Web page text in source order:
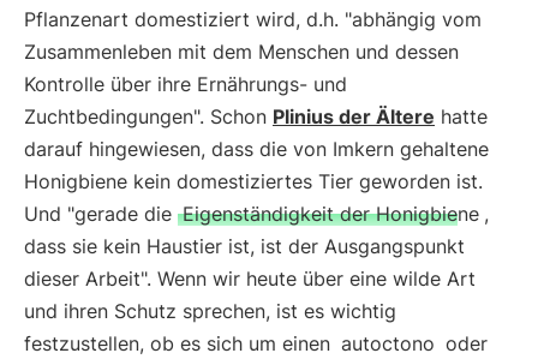
Pflanzenart domestiziert wird, d.h. "abhängig vom
Zusammenleben mit dem Menschen und dessen
Kontrolle über ihre Ernährungs- und
Zuchtbedingungen". Schon Plinius der Ältere hatte
darauf hingewiesen, dass die von Imkern gehaltene
Honigbiene kein domestiziertes Tier geworden ist.
Und "gerade die Eigenständigkeit der Honigbiene ,
dass sie kein Haustier ist, ist der Ausgangspunkt
dieser Arbeit". Wenn wir heute über eine wilde Art
und ihren Schutz sprechen, ist es wichtig
festzustellen, ob es sich um einen autoctono oder